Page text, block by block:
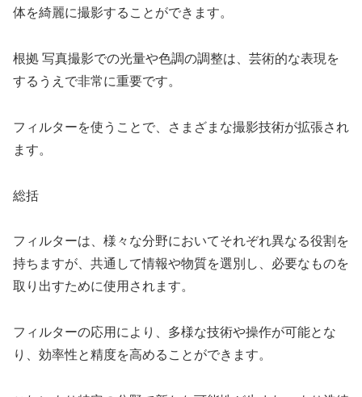
体を綺麗に撮影することができます。
根拠 写真撮影での光量や色調の調整は、芸術的な表現を
するうえで非常に重要です。
フィルターを使うことで、さまざまな撮影技術が拡張され
ます。
総括
フィルターは、様々な分野においてそれぞれ異なる役割を
持ちますが、共通して情報や物質を選別し、必要なものを
取り出すために使用されます。
フィルターの応用により、多様な技術や操作が可能とな
り、効率性と精度を高めることができます。